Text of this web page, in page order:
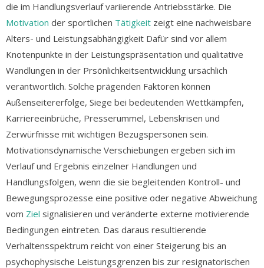
die im Handlungsverlauf variierende Antriebsstärke. Die
Motivation der sportlichen Tätigkeit zeigt eine nachweisbare
Alters- und Leistungsabhängigkeit Dafür sind vor allem
Knotenpunkte in der Leistungspräsentation und qualitative
Wandlungen in der Prsönlichkeitsentwicklung ursächlich
verantwortlich. Solche prägenden Faktoren können
Außenseitererfolge, Siege bei bedeutenden Wettkämpfen,
Karriereeinbrüche, Presserummel, Lebenskrisen und
Zerwürfnisse mit wichtigen Bezugspersonen sein.
Motivationsdynamische Verschiebungen ergeben sich im
Verlauf und Ergebnis einzelner Handlungen und
Handlungsfolgen, wenn die sie begleitenden Kontroll- und
Bewegungsprozesse eine positive oder negative Abweichung
vom Ziel signalisieren und veränderte externe motivierende
Bedingungen eintreten. Das daraus resultierende
Verhaltensspektrum reicht von einer Steigerung bis an
psychophysische Leistungsgrenzen bis zur resignatorischen